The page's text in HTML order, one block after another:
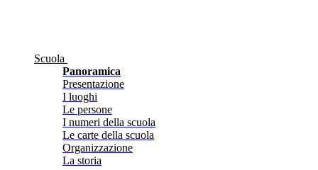
Scuola
Panoramica
Presentazione
I luoghi
Le persone
I numeri della scuola
Le carte della scuola
Organizzazione
La storia